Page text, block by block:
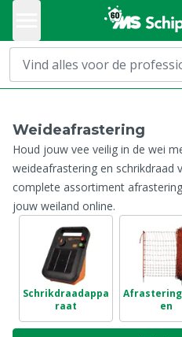
Weideafrastering
Houd jouw vee veilig in de wei
weideafrastering en schrikdraad
complete assortiment
jouw weiland online.
Schrikdraadappa
raat
en